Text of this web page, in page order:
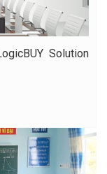
Solution